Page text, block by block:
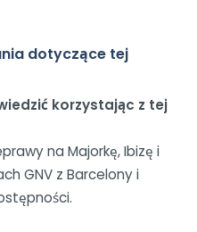
dotyczące tej
korzystając z tej
na Majorkę, Ibizę i
GNV z Barcelony i